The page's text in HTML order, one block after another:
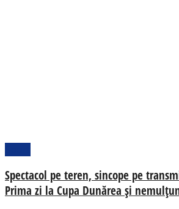
Spectacol pe teren, sincope pe
Prima zi la Cupa Dunărea și